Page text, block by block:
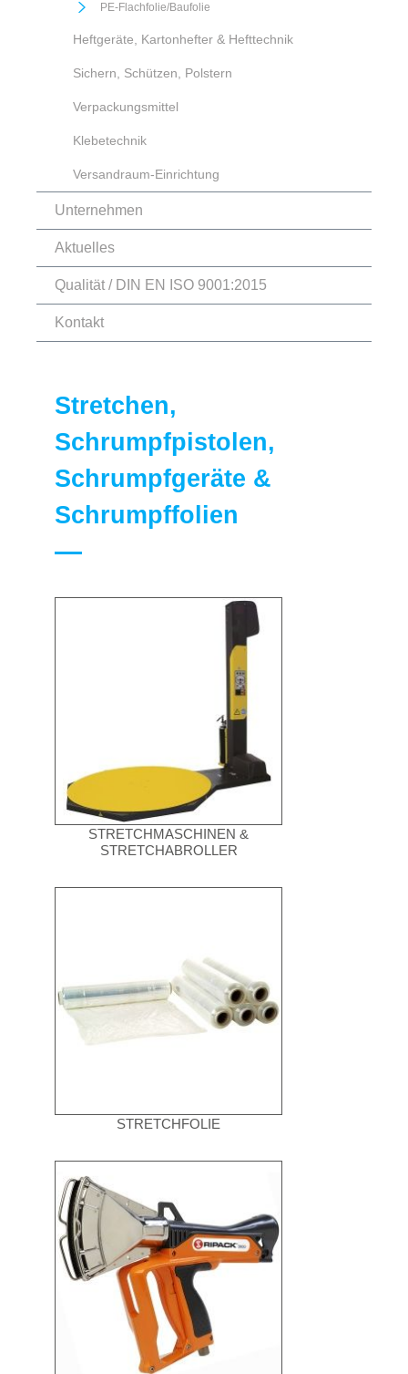
PE-Flachfolie/Baufolie
Heftgeräte, Kartonhefter & Hefttechnik
Sichern, Schützen, Polstern
Verpackungsmittel
Klebetechnik
Versandraum-Einrichtung
Unternehmen
Aktuelles
Qualität / DIN EN ISO 9001:2015
Kontakt
Stretchen,
Schrumpfpistolen,
Schrumpfgeräte &
Schrumpffolien
STRETCHMASCHINEN &
STRETCHABROLLER
STRETCHFOLIE